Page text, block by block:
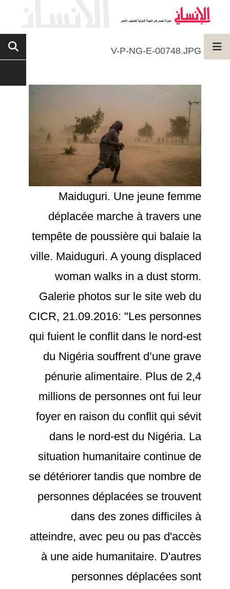
V-P-NG-E-00748.JPG
Maiduguri. Une jeune femme
déplacée marche à travers une
tempête de poussière qui balaie la
ville. Maiduguri. A young displaced
woman walks in a dust storm.
Galerie photos sur le site web du
CICR, 21.09.2016: "Les personnes
qui fuient le conflit dans le nord-est
du Nigéria souffrent d’une grave
pénurie alimentaire. Plus de 2,4
millions de personnes ont fui leur
foyer en raison du conflit qui sévit
dans le nord-est du Nigéria. La
situation humanitaire continue de
se détériorer tandis que nombre de
personnes déplacées se trouvent
dans des zones difficiles à
atteindre, avec peu ou pas d'accès
à une aide humanitaire. D'autres
personnes déplacées sont